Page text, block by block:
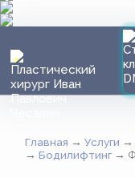
Главная →Услуги
→Бодилифтинг →